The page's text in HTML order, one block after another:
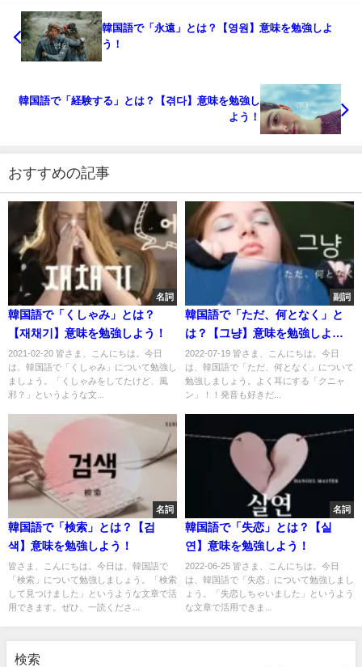
韓国語で「永遠」とは？【영원】意味を勉強しよ
う！
韓国語で「経験する」とは？【겪다】意味を勉強し
よう！
おすすめの記事
名詞
韓国語で「くしゃみ」とは？
【재채기】意味を勉強しよう！
2021-02-20 皆さま、こんにちは。今日
は、韓国語で「くしゃみ」について勉強し
ましょう。「くしゃみをしてたけど、風
邪？」というような文...
副詞
韓国語で「ただ、何となく」と
は？【그냥】意味を勉強しよ
う！
2022-07-19 皆さま、こんにちは。今日
は、韓国語で「ただ、何となく」について
勉強しましょう。よく耳にする「クニャ
ン」！！発音も好きだ...
名詞
韓国語で「検索」とは？【검
색】意味を勉強しよう！
皆さま、こんにちは。今日は、韓国語で
「検索」について勉強しましょう。「検索
して見つけました」というような文章で活
用できます。ぜひ、一読くださ...
名詞
韓国語で「失恋」とは？【실
연】意味を勉強しよう！
2022-06-25 皆さま、こんにちは。今日
は、韓国語で「失恋」について勉強しまし
ょう。「失恋しちゃいました」というよう
な文章で活用できま...
検索